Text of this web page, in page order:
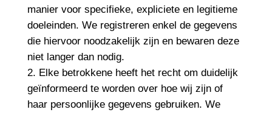
manier voor specifieke, expliciete en legitieme
doeleinden. We registreren enkel de gegevens
die hiervoor noodzakelijk zijn en bewaren deze
niet langer dan nodig.
Elke betrokkene heeft het recht om duidelijk
geïnformeerd te worden over hoe wij zijn of
haar persoonlijke gegevens gebruiken. We